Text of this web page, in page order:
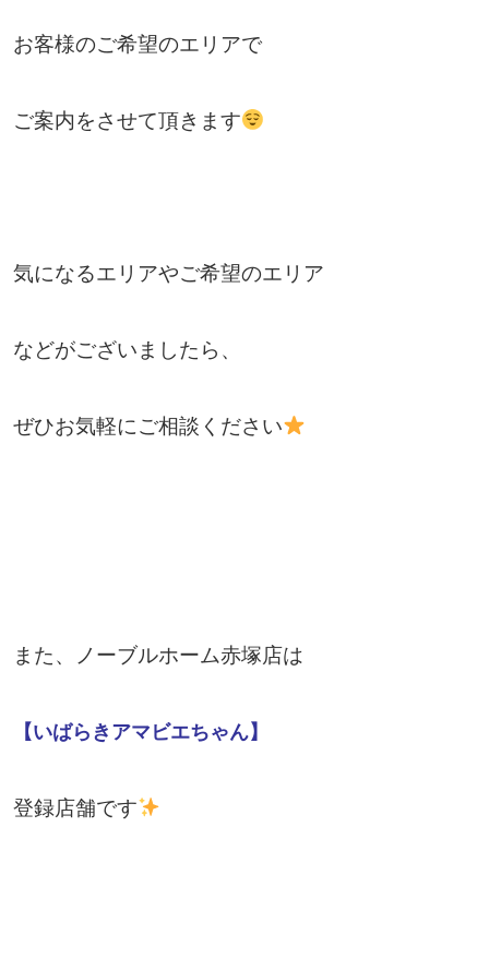
お客様のご希望のエリアで
ご案内をさせて頂きます
気になるエリアやご希望のエリア
などがございましたら、
ぜひお気軽にご相談ください
また、ノーブルホーム赤塚店は
【いばらきアマビエちゃん】
登録店舗です